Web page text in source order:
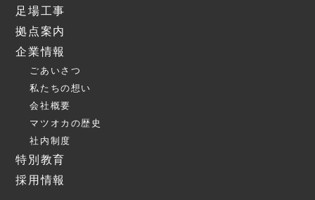
足場工事
拠点案内
企業情報
ごあいさつ
私たちの想い
会社概要
マツオカの歴史
社内制度
特別教育
採用情報